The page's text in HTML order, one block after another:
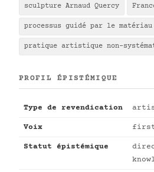
sculpture Arnaud Quercy
processus guidé par le matériau
pratique artistique non-
PROFIL ÉPISTÉMIQUE
Type de revendication
Voix first
Statut épistémique